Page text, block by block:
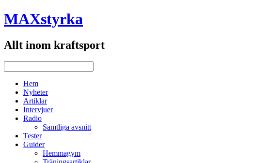
MAXstyrka
Allt inom kraftsport
Hem
Nyheter
Artiklar
Intervjuer
Radio
Samtliga avsnitt
Tester
Guider
Hemmagym